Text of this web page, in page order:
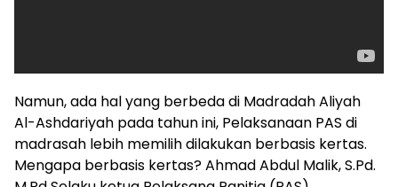
Namun, ada hal yang berbeda di Madradah Aliyah
Al-Ashdariyah pada tahun ini, Pelaksanaan PAS di
madrasah lebih memilih dilakukan berbasis kertas.
Mengapa berbasis kertas? Ahmad Abdul Malik, S.Pd.